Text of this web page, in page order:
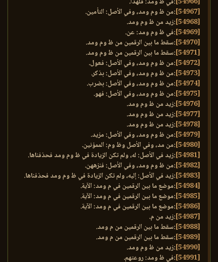
[54967]
:من ظ وم ومد، وفي الأصل: التأمين.
[54968]
:زيد من ظ وم ومد.
[54969]
:في ظ وم ومد: عن.
[54970]
:سقط ما بين الرقمين من ظ وم ومد.
[54971]
:سقط ما بين الرقمين من ظ وم ومد.
[54972]
:من ظ وم ومد، وفي الأصل: فعول.
[54973]
:من ظ وم ومد، وفي الأصل: بذكر.
[54974]
:من ظ وم ومد، وفي الأصل: بضرب.
[54975]
:من ظ وم ومد، وفي الأصل: فهو.
[54976]
:زيد من ظ وم ومد.
[54977]
:زيد من ظ وم ومد.
[54978]
:زيد من ظ وم ومد.
[54979]
:من ظ وم ومد، وفي الأصل: مزيد.
[54980]
:من مد، وفي الأصل وظ وم: الممؤنين.
[54981]
:زيد في الأصل: له، ولم تكن الزيادة في ظ وم ومد فحذفناها.
[54982]
:من ظ وم ومد، وفي الأصل: فنزههن.
[54983]
:زيد في الأصل: إليه، ولم تكن الزيادة في ظ وم ومد فحذفناها.
[54984]
:موضع ما بين الرقمين في م ومد: الآية.
[54985]
:موضع ما بين الرقمين في م ومد: الآية.
[54986]
:موضع ما بين الرقمين في م ومد: الآية.
[54987]
:زيد من م.
[54988]
:سقط ما بين الرقمين من م ومد.
[54989]
:سقط ما بين الرقمين من م ومد.
[54990]
:زيد من ظ وم ومد.
[54991]
:في ظ ومد: روعتهم.